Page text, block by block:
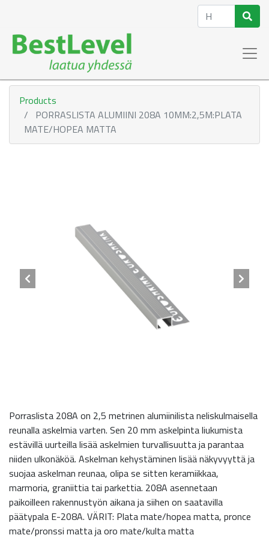
Products
PORRASLISTA ALUMIINI 208A 10MM:2,5M:PLATA
MATE/HOPEA MATTA
Porraslista 208A on 2,5 metrinen alumiinilista neliskulmaisella
reunalla askelmia varten. Sen 20 mm askelpinta liukumista
estävillä uurteilla lisää askelmien turvallisuutta ja parantaa
niiden ulkonäköä. Askelman kehystäminen lisää näkyvyyttä ja
suojaa askelman reunaa, olipa se sitten keramiikkaa,
marmoria, graniittia tai parkettia. 208A asennetaan
paikoilleen rakennustyön aikana ja siihen on saatavilla
päätypala E-208A. VÄRIT: Plata mate/hopea matta, pronce
mate/pronssi matta ja oro mate/kulta matta